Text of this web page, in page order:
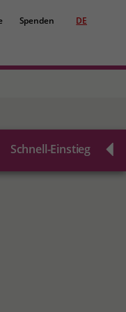
Spenden DE
Schnell-Einstieg